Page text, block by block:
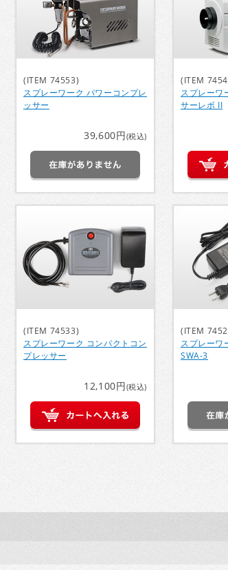
(ITEM 74553)
スプレーワーク パワーコンプレ
ッサー
39,600円(税込)
(ITEM
スプレーワ
サーレボ II
(ITEM 74533)
スプレーワーク コンパクトコン
プレッサー
12,100円(税込)
(ITEM
スプレーワ
SWA-3